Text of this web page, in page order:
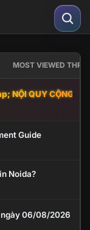
MOST VIEWED
NỘI QUY CỘNG
Guide
Noida?
ngày 06/08/2026